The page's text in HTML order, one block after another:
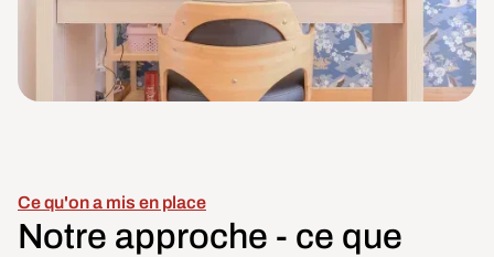
Ce qu'on a mis en place
Notre approche - ce que